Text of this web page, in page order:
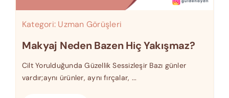
Kategori: Uzman Görüşleri
Makyaj Neden Bazen Hiç Yakışmaz?
Cilt Yorulduğunda Güzellik Sessizleşir Bazı günler
vardır;aynı ürünler, aynı fırçalar, ...